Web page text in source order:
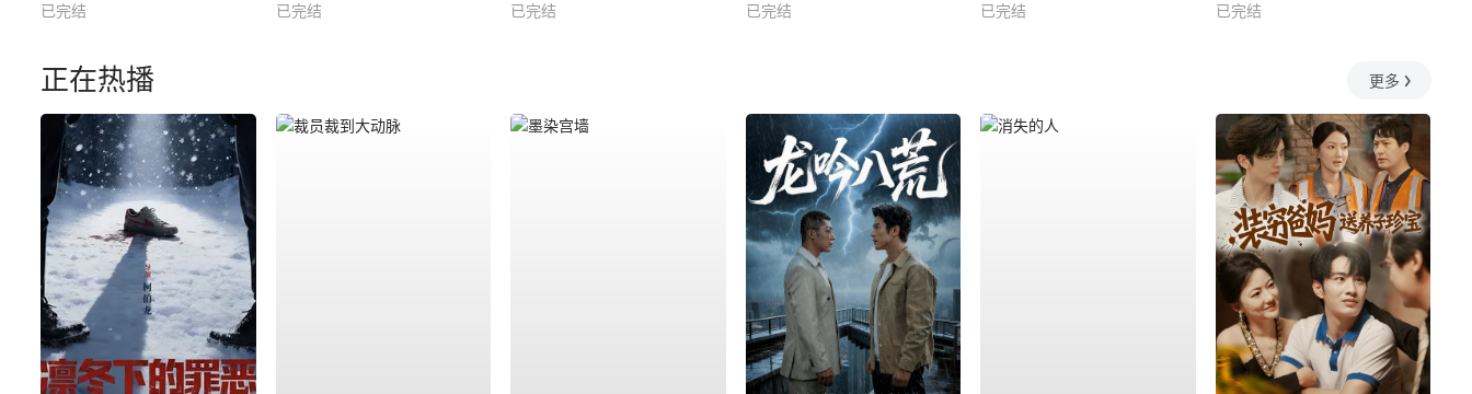
已完结
已完结
已完结
已完结
已完结
已完结
正在热播 更多